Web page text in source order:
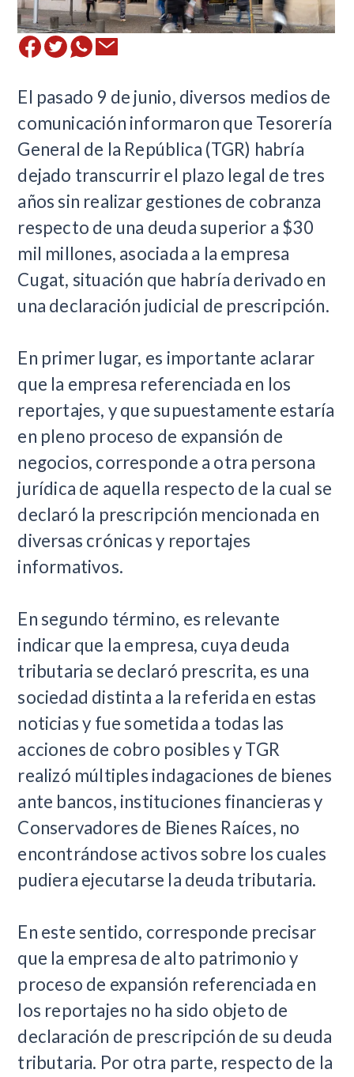
El pasado 9 de junio, diversos medios de
comunicación informaron que Tesorería
General de la República (TGR) habría
dejado transcurrir el plazo legal de tres
años sin realizar gestiones de cobranza
respecto de una deuda superior a $30
mil millones, asociada a la empresa
Cugat, situación que habría derivado en
una declaración judicial de prescripción.
En primer lugar, es importante aclarar
que la empresa referenciada en los
reportajes, y que supuestamente estaría
en pleno proceso de expansión de
negocios, corresponde a otra persona
jurídica de aquella respecto de la cual se
declaró la prescripción mencionada en
diversas crónicas y reportajes
informativos.
En segundo término, es relevante
indicar que la empresa, cuya deuda
tributaria se declaró prescrita, es una
sociedad distinta a la referida en estas
noticias y fue sometida a todas las
acciones de cobro posibles y TGR
realizó múltiples indagaciones de bienes
ante bancos, instituciones financieras y
Conservadores de Bienes Raíces, no
encontrándose activos sobre los cuales
pudiera ejecutarse la deuda tributaria.
En este sentido, corresponde precisar
que la empresa de alto patrimonio y
proceso de expansión referenciada en
los reportajes no ha sido objeto de
declaración de prescripción de su deuda
tributaria. Por otra parte, respecto de la